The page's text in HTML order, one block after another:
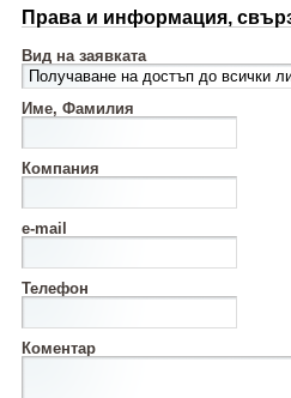
Права и информация,
Вид на заявката
Име, Фамилия
Компания
e-mail
Телефон
Коментар